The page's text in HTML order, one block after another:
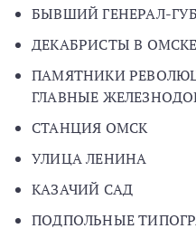
БЫВШИЙ ГЕНЕРАЛ-
ДЕКАБРИСТЫ В ОМСКЕ
ПАМЯТНИКИ
ГЛАВНЫЕ
СТАНЦИЯ ОМСК
УЛИЦА ЛЕНИНА
КАЗАЧИЙ САД
ПОДПОЛЬНЫЕ